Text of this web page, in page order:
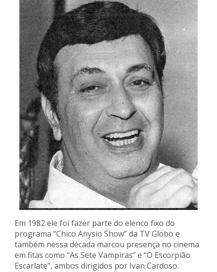
Em 1982 ele foi fazer parte do elenco fixo do
programa “Chico Anysio Show” da TV Globo e
também nessa década marcou presença no cinema
em fitas como “As Sete Vampiras” e “O Escorpião
Escarlate”, ambos dirigidos por Ivan Cardoso.